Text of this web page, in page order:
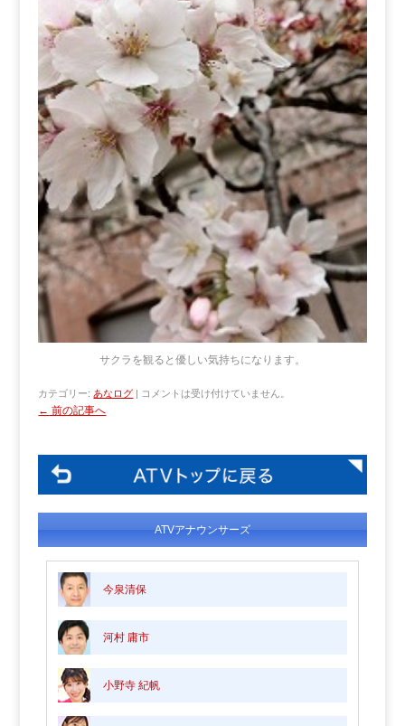
サクラを観ると優しい気持ちになります。
カテゴリー: あなログ | コメントは受け付けていません。
← 前の記事へ
ATVアナウンサーズ
今泉清保
河村 庸市
小野寺 紀帆